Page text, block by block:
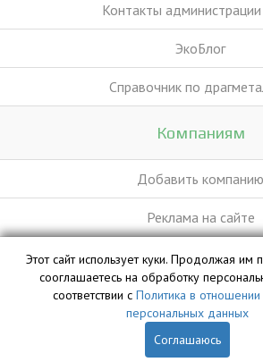
Контакты администрации
ЭкоБлог
Справочник по
Компаниям
Добавить компанию
Реклама на сайте
База данных сайта vyvoz.org является
собственностью ООО «Профит» и
Этот сайт использует куки. Продолжая им
сооглашаетесь на обработку
соответствии с Политика в
персональных данных
Соглашаюсь